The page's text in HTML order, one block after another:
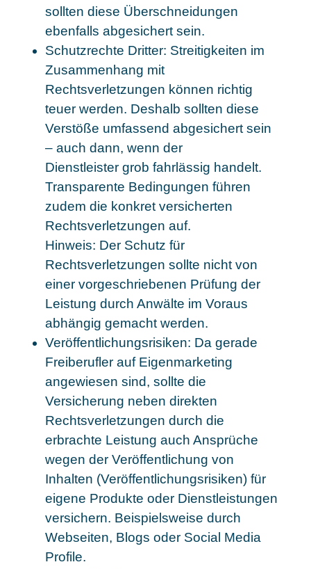
sollten diese Überschneidungen
ebenfalls abgesichert sein.
Schutzrechte Dritter: Streitigkeiten im
Zusammenhang mit
Rechtsverletzungen können richtig
teuer werden. Deshalb sollten diese
Verstöße umfassend abgesichert sein
– auch dann, wenn der
Dienstleister grob fahrlässig handelt.
Transparente Bedingungen führen
zudem die konkret versicherten
Rechtsverletzungen auf.
Hinweis: Der Schutz für
Rechtsverletzungen sollte nicht von
einer vorgeschriebenen Prüfung der
Leistung durch Anwälte im Voraus
abhängig gemacht werden.
Veröffentlichungsrisiken: Da gerade
Freiberufler auf Eigenmarketing
angewiesen sind, sollte die
Versicherung neben direkten
Rechtsverletzungen durch die
erbrachte Leistung auch Ansprüche
wegen der Veröffentlichung von
Inhalten (Veröffentlichungsrisiken) für
eigene Produkte oder Dienstleistungen
versichern. Beispielsweise durch
Webseiten, Blogs oder Social Media
Profile.